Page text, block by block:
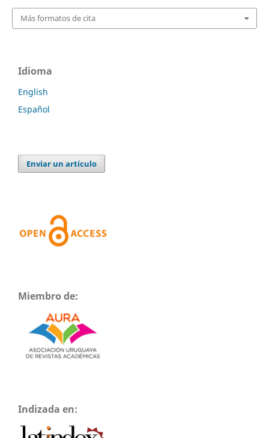
Más formatos de cita
Idioma
English
Español
Enviar un artículo
Miembro de:
Indizada en: